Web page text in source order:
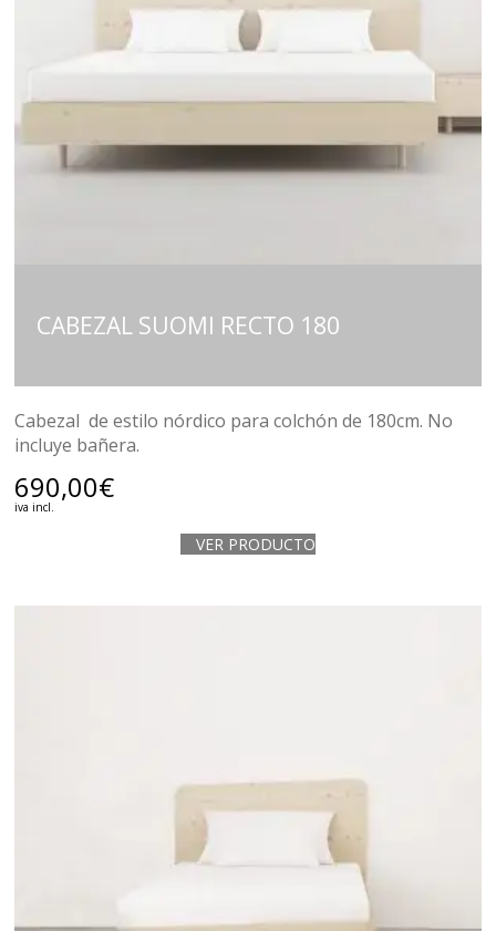
CABEZAL SUOMI RECTO 180
Cabezal de estilo nórdico para colchón de 180cm. No
incluye bañera.
690,00€
iva incl.
VER PRODUCTO